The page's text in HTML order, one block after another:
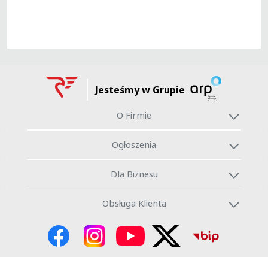
Jesteśmy w Grupie
O Firmie
Ogłoszenia
Dla Biznesu
Obsługa Klienta